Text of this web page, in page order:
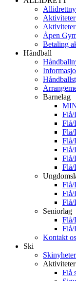
Aktiviteter
Åpen
Betaling
Håndball
Barnelag
Flå/
Flå/
Flå/
Flå/
Flå/
Flå/
Flå/
Flå/
Flå/
Flå/
Seniorlag
Flå/
Flå/
Kontakt
Ski
Skinyheter
Aktiviteter
Flå